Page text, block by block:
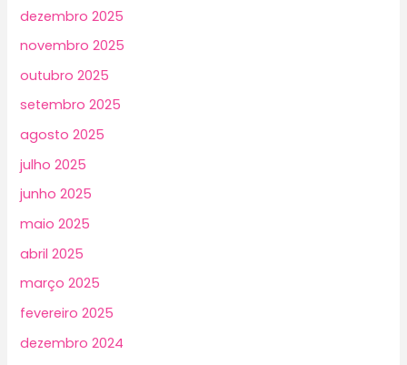
dezembro 2025
novembro 2025
outubro 2025
setembro 2025
agosto 2025
julho 2025
junho 2025
maio 2025
abril 2025
março 2025
fevereiro 2025
dezembro 2024